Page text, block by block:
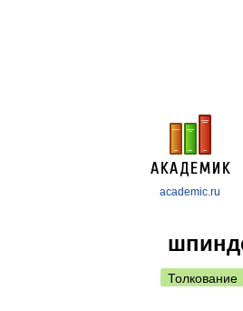
academic.ru
Толкование